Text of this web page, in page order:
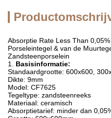
Absorptie Rate Less Than
Porseleintegel & van de
Zandsteenporselein
1. Basisinformatie:
Standaardgrootte: 600x600,
Dikte: 9mm
Model: CF7625
Tegeltype: zandsteenreeks
Materiaal: ceramisch
Absorptietarief: minder dan